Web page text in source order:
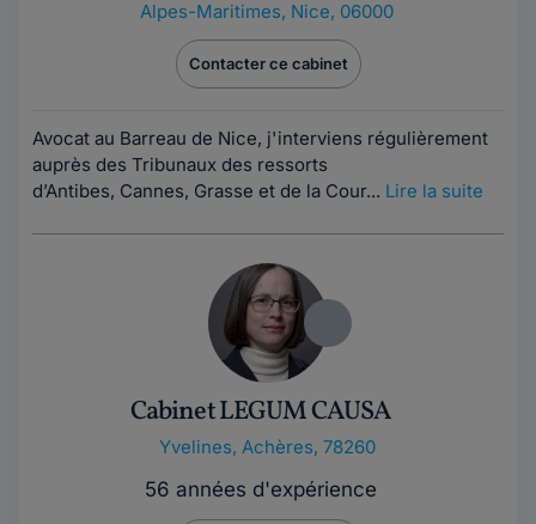
Alpes-Maritimes, Nice, 06000
Contacter ce cabinet
Avocat au Barreau de Nice, j'interviens régulièrement
auprès des Tribunaux des ressorts
d’Antibes, Cannes, Grasse et de la Cour... Lire la suite
Cabinet LEGUM CAUSA
Yvelines, Achères, 78260
56 années d'expérience